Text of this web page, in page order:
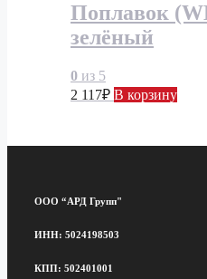
Поплавок
зелёный
0 из 5
2 117₽ В корзину
ООО “АРД Групп"
ИНН: 5024198503
КПП: 502401001